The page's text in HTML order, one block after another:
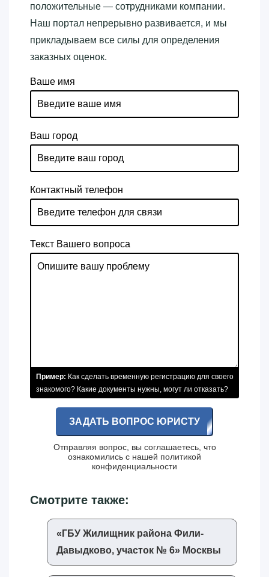
положительные — сотрудниками компании.
Наш портал непрерывно развивается, и мы
прикладываем все силы для определения
заказных оценок.
Ваше имя
Ваш город
Контактный телефон
Текст Вашего вопроса
Пример: Как сделать временную регистрацию для своего
знакомого? Какие документы нужны, могут ли отказать?
ЗАДАТЬ ВОПРОС ЮРИСТУ
Отправляя вопрос, вы соглашаетесь, что
ознакомились с нашей политикой
конфиденциальности
Смотрите также:
«‎ГБУ Жилищник района Фили-
Давыдково, участок № 6»‎ Москвы